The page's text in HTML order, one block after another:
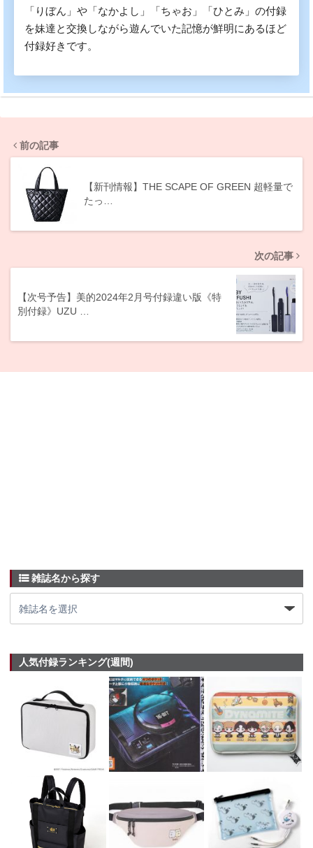
「りぼん」や「なかよし」「ちゃお」「ひとみ」の付録
を妹達と交換しながら遊んでいた記憶が鮮明にあるほど
付録好きです。
前の記事
【新刊情報】THE SCAPE OF GREEN 超軽量で
たっ…
次の記事
【次号予告】美的2024年2月号付録違い版《特
別付録》UZU …
雑誌名から探す
人気付録ランキング(週間)